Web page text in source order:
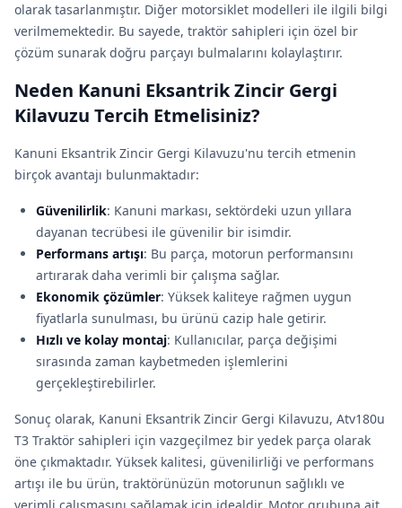
olarak tasarlanmıştır. Diğer motorsiklet modelleri ile ilgili bilgi
verilmemektedir. Bu sayede, traktör sahipleri için özel bir
çözüm sunarak doğru parçayı bulmalarını kolaylaştırır.
Neden Kanuni Eksantrik Zincir Gergi
Kilavuzu Tercih Etmelisiniz?
Kanuni Eksantrik Zincir Gergi Kilavuzu'nu tercih etmenin
birçok avantajı bulunmaktadır:
Güvenilirlik: Kanuni markası, sektördeki uzun yıllara
dayanan tecrübesi ile güvenilir bir isimdir.
Performans artışı: Bu parça, motorun performansını
artırarak daha verimli bir çalışma sağlar.
Ekonomik çözümler: Yüksek kaliteye rağmen uygun
fiyatlarla sunulması, bu ürünü cazip hale getirir.
Hızlı ve kolay montaj: Kullanıcılar, parça değişimi
sırasında zaman kaybetmeden işlemlerini
gerçekleştirebilirler.
Sonuç olarak, Kanuni Eksantrik Zincir Gergi Kilavuzu, Atv180u
T3 Traktör sahipleri için vazgeçilmez bir yedek parça olarak
öne çıkmaktadır. Yüksek kalitesi, güvenilirliği ve performans
artışı ile bu ürün, traktörünüzün motorunun sağlıklı ve